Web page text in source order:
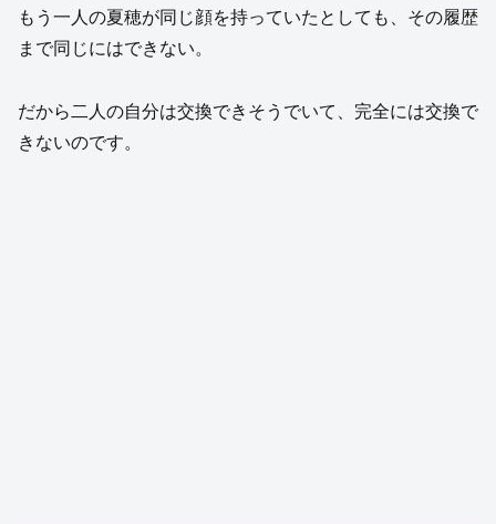
もう一人の夏穂が同じ顔を持っていたとしても、その履歴
まで同じにはできない。
だから二人の自分は交換できそうでいて、完全には交換で
きないのです。